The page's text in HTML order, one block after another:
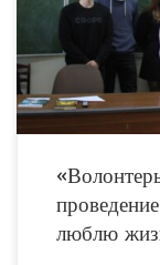
заболеваний»
люблю